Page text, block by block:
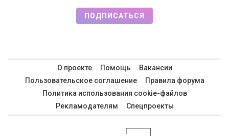
ПОДПИСАТЬСЯ
О проекте Помощь
Вакансии
Пользовательское соглашение
Правила форума
Политика использования cookie-файлов
Рекламодателям
Спецпроекты